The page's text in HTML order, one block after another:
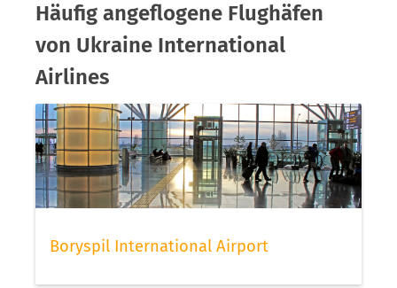
Häufig angeflogene Flughäfen
von Ukraine International
Airlines
Boryspil International Airport